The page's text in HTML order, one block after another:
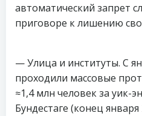
автоматический запрет
приговоре к лишению
— Улица и институты. С
проходили массовые
≈1,4 млн человек за уик-
Бундестаге (конец